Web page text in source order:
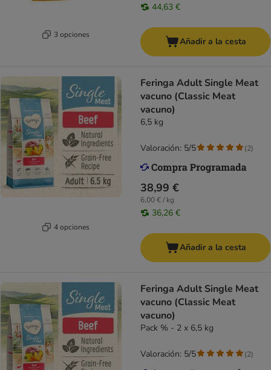
3 opciones
44,63 €
Añadir a la cesta
4 opciones
Feringa Adult Single Meat
vacuno (Classic Meat
vacuno)
6,5 kg
38,99 €
6,00 € / kg
36,26 €
Valoración: 5/5 (2)
Añadir a la cesta
Feringa Adult Single Meat
vacuno (Classic Meat
vacuno)
Pack % - 2 x 6,5 kg
Valoración: 5/5 (2)